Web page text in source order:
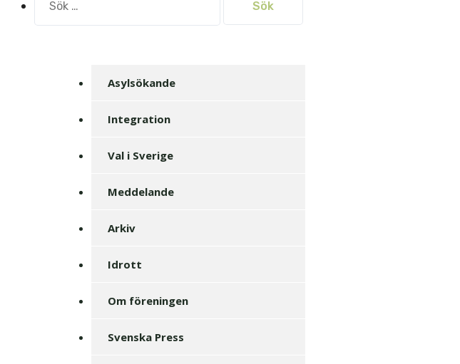
efter:
Asylsökande
Integration
Val i Sverige
Meddelande
Arkiv
Idrott
Om föreningen
Svenska Press